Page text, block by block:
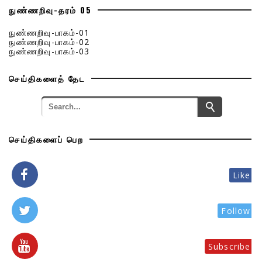
நுண்ணறிவு-தரம் 05
நுண்ணறிவு-பாகம்-01
நுண்ணறிவு-பாகம்-02
நுண்ணறிவு-பாகம்-03
செய்திகளைத் தேட
செய்திகளைப் பெற
Like
Follow
Subscribe